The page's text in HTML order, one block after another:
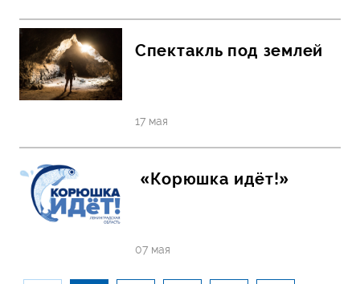
Спектакль под землей
17 мая
«Корюшка идёт!»
07 мая